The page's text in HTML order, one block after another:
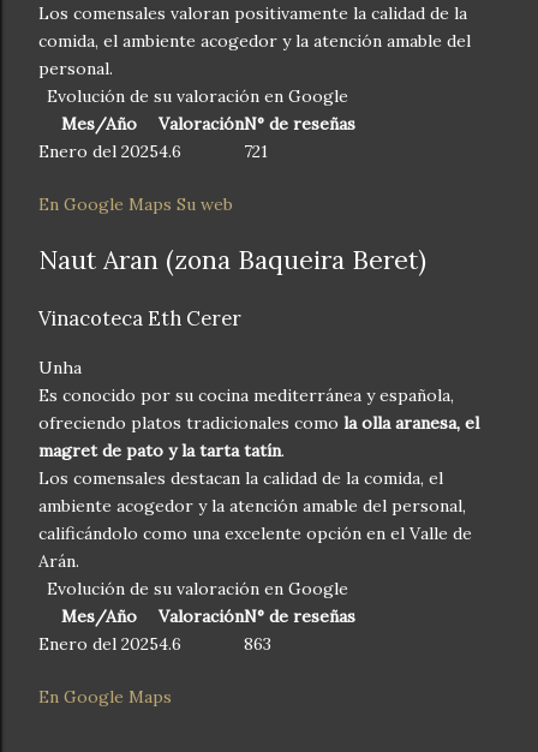
Los comensales valoran positivamente la calidad de la
comida, el ambiente acogedor y la atención amable del
personal.
Evolución de su valoración en Google
Mes/Año
ValoraciónN° de reseñas
Enero del 20254.6 721
En Google Maps Su web
Naut Aran (zona Baqueira Beret)
Vinacoteca Eth Cerer
Unha
Es conocido por su cocina mediterránea y española,
ofreciendo platos tradicionales como la olla aranesa, el
magret de pato y la tarta tatín.
Los comensales destacan la calidad de la comida, el
ambiente acogedor y la atención amable del personal,
calificándolo como una excelente opción en el Valle de
Arán.
Evolución de su valoración en Google
Mes/Año
ValoraciónN° de reseñas
Enero del 20254.6 863
En Google Maps